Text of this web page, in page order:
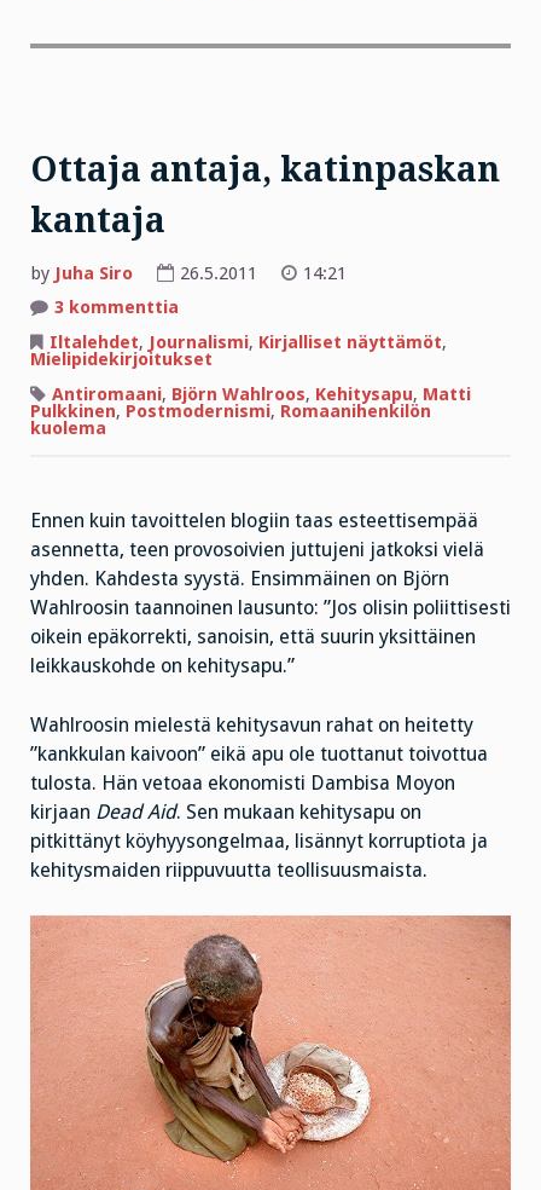
Ottaja antaja, katinpaskan
kantaja
by Juha Siro 26.5.2011
14:21
3 kommenttia
antaja,
katinpaskan
Iltalehdet, Journalismi, Kirjalliset näyttämöt,
Mielipidekirjoitukset
Antiromaani, Björn Wahlroos, Kehitysapu, Matti
Pulkkinen, Postmodernismi, Romaanihenkilön
kuolema
Ennen kuin tavoittelen blogiin taas esteettisempää
asennetta, teen provosoivien juttujeni jatkoksi vielä
yhden. Kahdesta syystä. Ensimmäinen on Björn
Wahlroosin taannoinen lausunto: ”Jos olisin poliittisesti
oikein epäkorrekti, sanoisin, että suurin yksittäinen
leikkauskohde on kehitysapu.”
Wahlroosin mielestä kehitysavun rahat on heitetty
”kankkulan kaivoon” eikä apu ole tuottanut toivottua
tulosta. Hän vetoaa ekonomisti Dambisa Moyon
kirjaan Dead Aid. Sen mukaan kehitysapu on
pitkittänyt köyhyysongelmaa, lisännyt korruptiota ja
kehitysmaiden riippuvuutta teollisuusmaista.